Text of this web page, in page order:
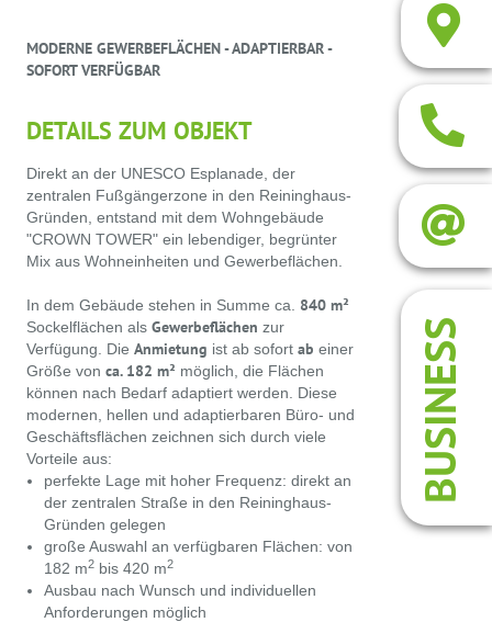
MODERNE GEWERBEFLÄCHEN - ADAPTIERBAR -
SOFORT VERFÜGBAR
DETAILS ZUM OBJEKT
Direkt an der UNESCO Esplanade, der
zentralen Fußgängerzone in den Reininghaus-
Gründen, entstand mit dem Wohngebäude
"CROWN TOWER" ein lebendiger, begrünter
Mix aus Wohneinheiten und Gewerbeflächen.
In dem Gebäude stehen in Summe ca. 840 m²
Sockelflächen als Gewerbeflächen zur
Verfügung. Die Anmietung ist ab sofort ab einer
Größe von ca. 182 m² möglich, die Flächen
können nach Bedarf adaptiert werden. Diese
modernen, hellen und adaptierbaren Büro- und
Geschäftsflächen zeichnen sich durch viele
Vorteile aus:
perfekte Lage mit hoher Frequenz: direkt an
der zentralen Straße in den Reininghaus-
Gründen gelegen
große Auswahl an verfügbaren Flächen: von
182 m2 bis 420 m2
Ausbau nach Wunsch und individuellen
Anforderungen möglich
BUSINESS